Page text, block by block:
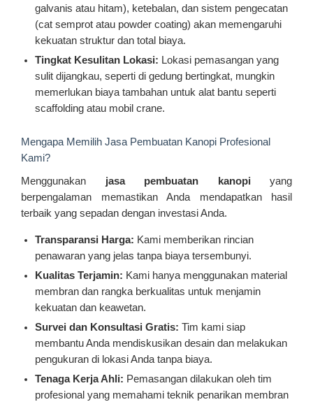
galvanis atau hitam), ketebalan, dan sistem pengecatan
(cat semprot atau powder coating) akan memengaruhi
kekuatan struktur dan total biaya.
Tingkat Kesulitan Lokasi: Lokasi pemasangan yang
sulit dijangkau, seperti di gedung bertingkat, mungkin
memerlukan biaya tambahan untuk alat bantu seperti
scaffolding atau mobil crane.
Mengapa Memilih Jasa Pembuatan Kanopi Profesional
Kami?
Menggunakan jasa pembuatan kanopi yang
berpengalaman memastikan Anda mendapatkan hasil
terbaik yang sepadan dengan investasi Anda.
Transparansi Harga: Kami memberikan rincian
penawaran yang jelas tanpa biaya tersembunyi.
Kualitas Terjamin: Kami hanya menggunakan material
membran dan rangka berkualitas untuk menjamin
kekuatan dan keawetan.
Survei dan Konsultasi Gratis: Tim kami siap
membantu Anda mendiskusikan desain dan melakukan
pengukuran di lokasi Anda tanpa biaya.
Tenaga Kerja Ahli: Pemasangan dilakukan oleh tim
profesional yang memahami teknik penarikan membran